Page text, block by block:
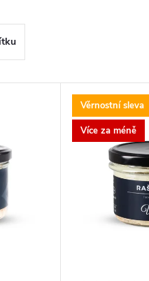
Věrnostní sleva
Více za méně